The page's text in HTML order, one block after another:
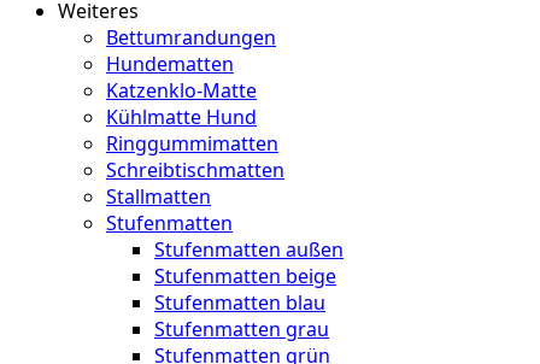
Weiteres
Bettumrandungen
Hundematten
Katzenklo-Matte
Kühlmatte Hund
Ringgummimatten
Schreibtischmatten
Stallmatten
Stufenmatten
Stufenmatten außen
Stufenmatten beige
Stufenmatten blau
Stufenmatten grau
Stufenmatten grün